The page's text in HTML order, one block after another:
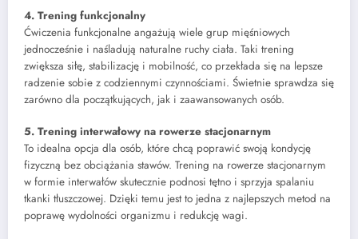
4. Trening funkcjonalny
Ćwiczenia funkcjonalne angażują wiele grup mięśniowych
jednocześnie i naśladują naturalne ruchy ciała. Taki trening
zwiększa siłę, stabilizację i mobilność, co przekłada się na lepsze
radzenie sobie z codziennymi czynnościami. Świetnie sprawdza się
zarówno dla początkujących, jak i zaawansowanych osób.
5. Trening interwałowy na rowerze stacjonarnym
To idealna opcja dla osób, które chcą poprawić swoją kondycję
fizyczną bez obciążania stawów. Trening na rowerze stacjonarnym
w formie interwałów skutecznie podnosi tętno i sprzyja spalaniu
tkanki tłuszczowej. Dzięki temu jest to jedna z najlepszych metod na
poprawę wydolności organizmu i redukcję wagi.